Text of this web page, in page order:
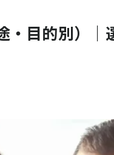
・目的別）｜